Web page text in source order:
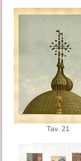
Tav. 21